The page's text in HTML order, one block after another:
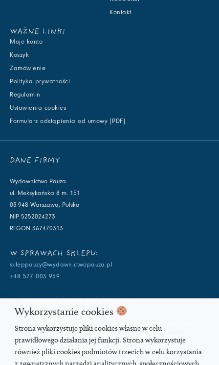
Kontakt
WAŻNE LINKI
Moje konto
Koszyk
Zamówienie
Polityka prywatności
Regulamin
Ustawienia cookies
Formularz odstąpienia od umowy [PDF]
DANE FIRMY
Wydawnictwo Pauza
ul. Meksykańska 8 m. 151
03-948 Warszawa, Polska
NIP 5252024273
REGON 367470313
W SPRAWACH SKLEPU:
skleppauzy@wydawnictwopauza.pl
+48 577 003 959
info@wydawnictwopauza.pl
+48 501 177 119 (czynny w dni powszednie w godzinach 11-15,
proszę o wysłanie wiadomości SMS, gdybym nie odbierała)
SOCIAL MEDIA
Wykorzystanie cookies
Strona wykorzystuje pliki cookies własne w celu
prawidłowego działania jej funkcji. Strona wykorzystuje
również pliki cookies podmiotów trzecich w celu korzystania